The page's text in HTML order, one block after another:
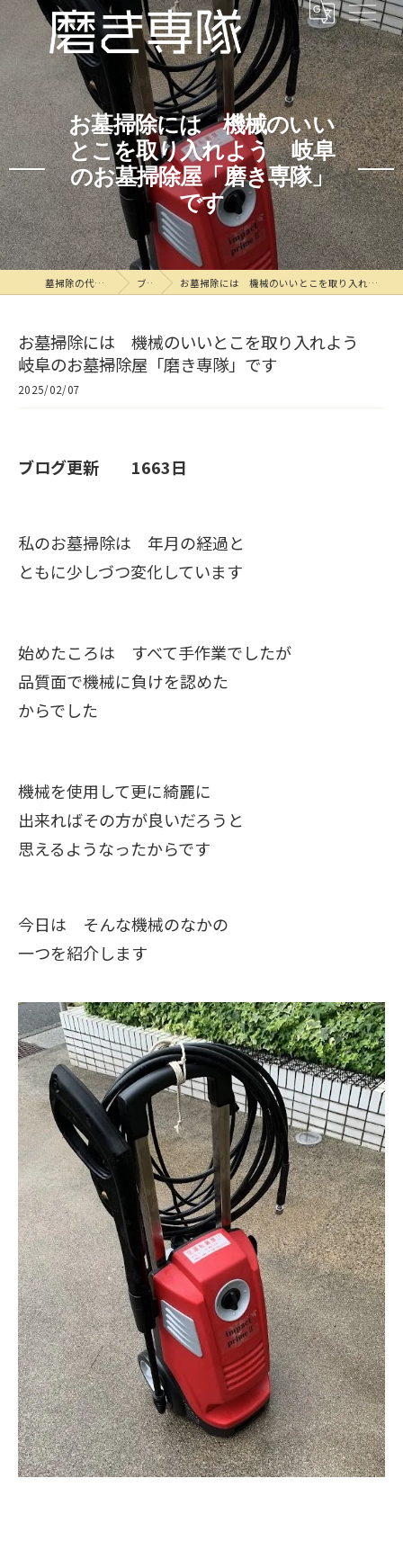
お墓掃除には 機械のいい
とこを取り入れよう 岐阜
のお墓掃除屋「磨き専隊」
です
墓掃除の代行なら磨き専隊 ブログ お墓掃除には 機械のいいとこを取り入れよう 岐阜のお墓掃除屋「磨き専隊」です
お墓掃除には 機械のいいとこを取り入れよう
岐阜のお墓掃除屋「磨き専隊」です
2025/02/07
ブログ更新 1663日
私のお墓掃除は 年月の経過と
ともに少しづつ変化しています
始めたころは すべて手作業でしたが
品質面で機械に負けを認めた
からでした
機械を使用して更に綺麗に
出来ればその方が良いだろうと
思えるようなったからです
今日は そんな機械のなかの
一つを紹介します